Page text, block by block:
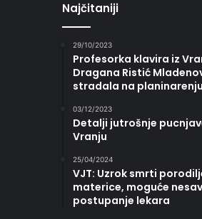
Najčitaniji
29/10/2023
Profesorka klavira iz
Dragana Ristić
stradala na planinarenju
03/12/2023
Detalji jutrošnje
Vranju
25/04/2024
VJT: Uzrok smrti
materice, moguće
postupanje lekara